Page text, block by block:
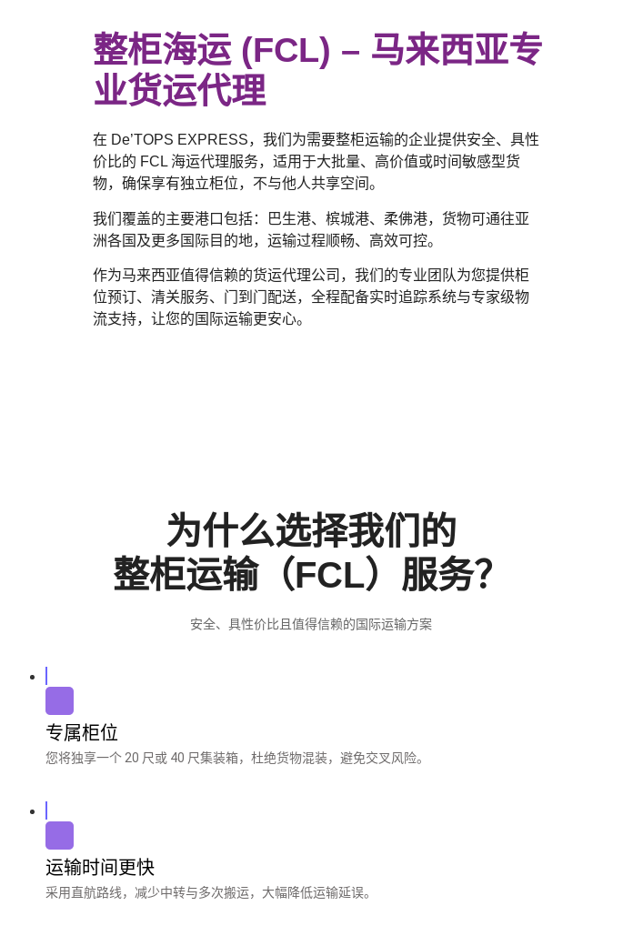
整柜海运 (FCL) – 马来西亚专
业货运代理​
在 De’TOPS EXPRESS，我们为需要整柜运输的企业提供安全、具性
价比的 FCL 海运代理服务，适用于大批量、高价值或时间敏感型货
物，确保享有独立柜位，不与他人共享空间。
我们覆盖的主要港口包括：巴生港、槟城港、柔佛港，货物可通往亚
洲各国及更多国际目的地，运输过程顺畅、高效可控。
作为马来西亚值得信赖的货运代理公司，我们的专业团队为您提供柜
位预订、清关服务、门到门配送，全程配备实时追踪系统与专家级物
流支持，让您的国际运输更安心。
为什么选择我们的
整柜运输（FCL）服务？
安全、具性价比且值得信赖的国际运输方案
专属柜位
您将独享一个 20 尺或 40 尺集装箱，杜绝货物混装，避免交叉风险。
运输时间更快
采用直航路线，减少中转与多次搬运，大幅降低运输延误。